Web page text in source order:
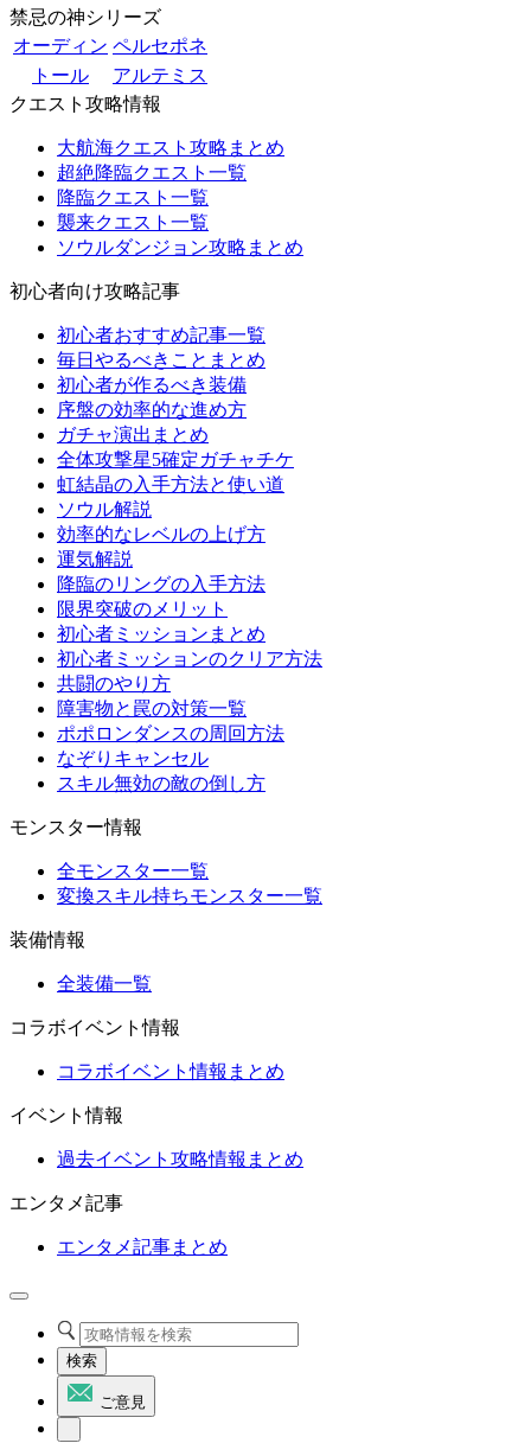
禁忌の神シリーズ
オーディン ペルセポネ
トール
アルテミス
クエスト攻略情報
大航海クエスト攻略まとめ
超絶降臨クエスト一覧
降臨クエスト一覧
襲来クエスト一覧
ソウルダンジョン攻略まとめ
初心者向け攻略記事
初心者おすすめ記事一覧
毎日やるべきことまとめ
初心者が作るべき装備
序盤の効率的な進め方
ガチャ演出まとめ
全体攻撃星5確定ガチャチケ
虹結晶の入手方法と使い道
ソウル解説
効率的なレベルの上げ方
運気解説
降臨のリングの入手方法
限界突破のメリット
初心者ミッションまとめ
初心者ミッションのクリア方法
共闘のやり方
障害物と罠の対策一覧
ポポロンダンスの周回方法
なぞりキャンセル
スキル無効の敵の倒し方
モンスター情報
全モンスター一覧
変換スキル持ちモンスター一覧
装備情報
全装備一覧
コラボイベント情報
コラボイベント情報まとめ
イベント情報
過去イベント攻略情報まとめ
エンタメ記事
エンタメ記事まとめ
検索
ご意見